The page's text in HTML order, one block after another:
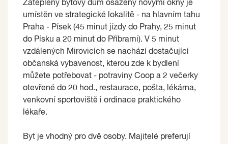
Zateplený bytový dům osazený novými okny je
umístěn ve strategické lokalitě - na hlavním tahu
Praha - Písek (45 minut jízdy do Prahy, 25 minut
do Písku a 20 minut do Příbrami). V 5 minut
vzdálených Mirovicích se nachází dostačující
občanská vybavenost, kterou zde k bydlení
můžete potřebovat - potraviny Coop a 2 večerky
otevřené do 20 hod., restaurace, pošta, lékárna,
venkovní sportoviště i ordinace praktického
lékaře.
Byt je vhodný pro dvě osoby. Majitelé preferují